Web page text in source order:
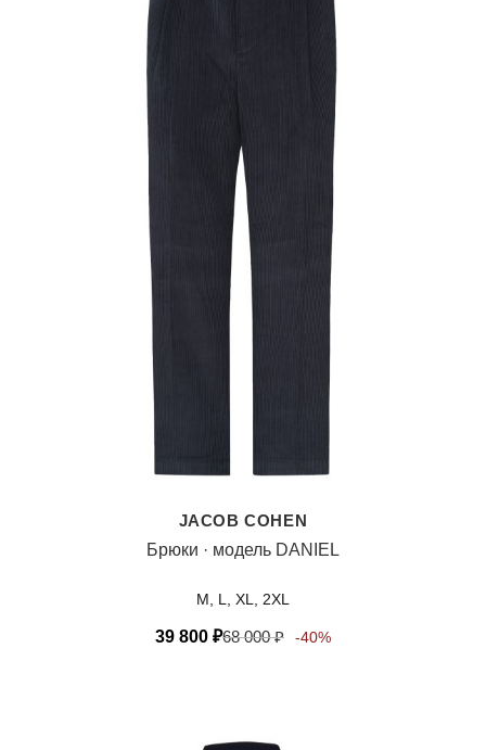
JACOB COHEN
Брюки · модель DANIEL
M, L, XL, 2XL
39 800 ₽68 000₽ -40%